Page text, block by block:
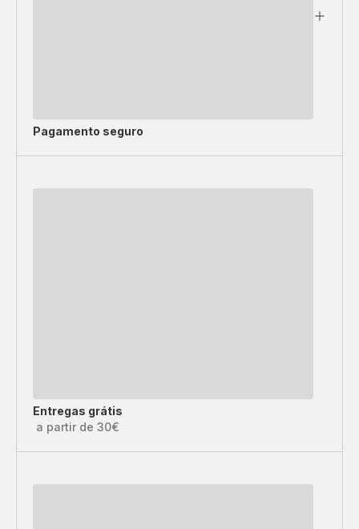
Pagamento seguro
Entregas grátis
a partir de 30€